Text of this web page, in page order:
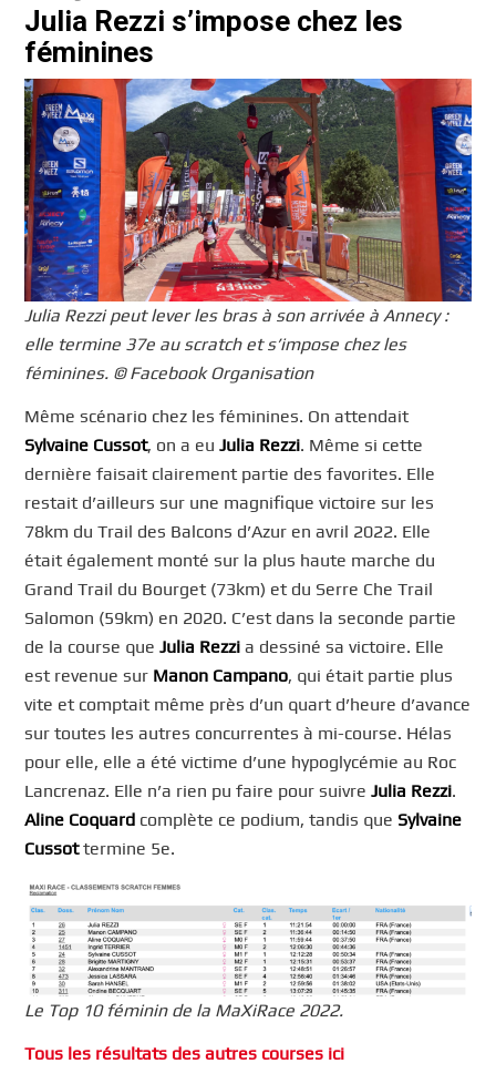
Julia Rezzi s’impose chez les
féminines
Julia Rezzi peut lever les bras à son arrivée à Annecy :
elle termine 37e au scratch ets’impose chez les
féminines. © Facebook Organisation
Même scénario chez les féminines. On attendait
Sylvaine Cussot, on a euJulia Rezzi. Même si cette
dernière faisait clairement partie des favorites. Elle
restait d’ailleurs sur une magnifique victoire sur les
78km du Trail des Balcons d’Azur en avril 2022. Elle
était également monté sur la plus haute marche du
Grand Trail du Bourget (73km) et du Serre Che Trail
Salomon (59km) en 2020. C’est dans la seconde partie
de la course queJulia Rezzi a dessiné sa victoire. Elle
est revenue sur Manon Campano, qui était partie plus
vite et comptait même près d’un quart d’heure d’avance
sur toutes les autres concurrentes à mi-course. Hélas
pour elle, elle a été victime d’une hypoglycémie au Roc
Lancrenaz. Elle n’a rien pu faire pour suivreJulia Rezzi.
Aline Coquard complète ce podium, tandis que Sylvaine
Cussottermine 5e.
Le Top 10 féminin de la MaXiRace 2022.
Tous les résultats des autres courses ici